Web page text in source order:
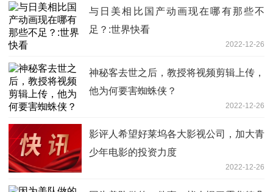
与日美相比国产动画现在哪有那些不
足？:世界快看
2022-12-26
神秘客去世之后，教授将视频剪辑上传，
他为何要害蜘蛛侠？
2022-12-26
影评人希望好莱坞各大影视公司，加大青
少年电影的投资力度
2022-12-26